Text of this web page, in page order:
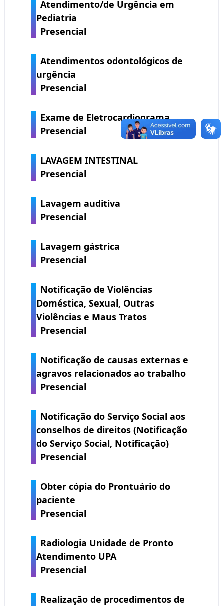
Atendimento/de Urgência em
Pediatria
Presencial
Atendimentos odontológicos de
urgência
Presencial
Exame de Eletrocardiograma
Presencial
LAVAGEM INTESTINAL
Presencial
Lavagem auditiva
Presencial
Lavagem gástrica
Presencial
Notificação de Violências
Doméstica, Sexual, Outras
Violências e Maus Tratos
Presencial
Notificação de causas externas e
agravos relacionados ao trabalho
Presencial
Notificação do Serviço Social aos
conselhos de direitos (Notificação
do Serviço Social, Notificação)
Presencial
Obter cópia do Prontuário do
paciente
Presencial
Radiologia Unidade de Pronto
Atendimento UPA
Presencial
Realização de procedimentos de